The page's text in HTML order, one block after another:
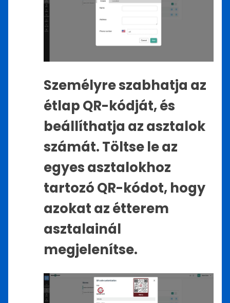
Személyre szabhatja az
étlap QR-kódját, és
beállíthatja az asztalok
számát. Töltse le az
egyes asztalokhoz
tartozó QR-kódot, hogy
azokat az étterem
asztalainál
megjelenítse.